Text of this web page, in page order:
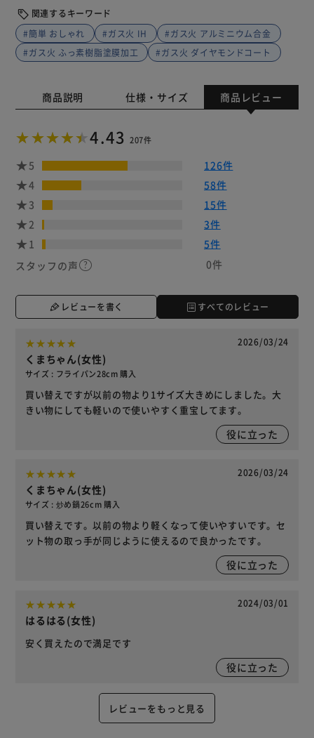
関連するキーワード
#簡単 おしゃれ
#ガス火 IH
#ガス火 アルミニウム合金
#ガス火 ふっ素樹脂塗膜加工
#ガス火 ダイヤモンドコート
商品説明 仕様・サイズ 商品レビュー
4.43 207件
5
126件
4
58件
3
15件
2
3件
1
5件
スタッフの声
0件
レビューを書く すべてのレビュー
2026/03/24
くまちゃん(女性)
サイズ : フライパン28cm 購入
買い替えですが以前の物より1サイズ大きめにしました。大
きい物にしても軽いので使いやすく重宝してます。
役に立った
2026/03/24
くまちゃん(女性)
サイズ : 炒め鍋26cm 購入
買い替えです。以前の物より軽くなって使いやすいです。セ
ット物の取っ手が同じように使えるので良かったです。
役に立った
2024/03/01
はるはる(女性)
安く買えたので満足です
役に立った
レビューをもっと見る